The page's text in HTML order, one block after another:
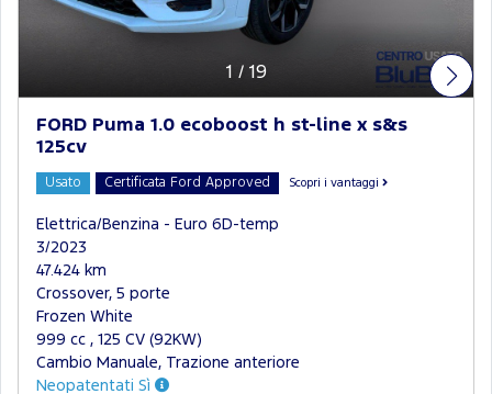
1 / 19
FORD Puma 1.0 ecoboost h st-line x s&s
125cv
Usato Certificata Ford Approved Scopri i vantaggi
Elettrica/Benzina - Euro 6D-temp
3/2023
47.424 km
Crossover, 5 porte
Frozen White
999 cc , 125 CV (92KW)
Cambio Manuale, Trazione anteriore
Neopatentati Sì